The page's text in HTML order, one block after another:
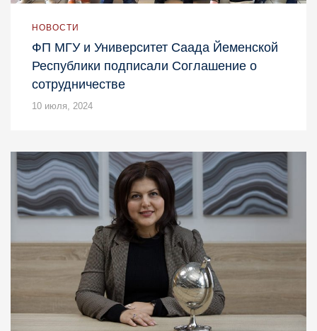
НОВОСТИ
ФП МГУ и Университет Саада Йеменской
Республики подписали Соглашение о
сотрудничестве
10 июля, 2024